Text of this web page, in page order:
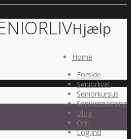
Forside
Seniorlivet
Seniorkursus
Seniorcoaching
Blog
Om
Log ind
Hjælp
Home